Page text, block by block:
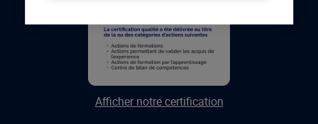
Afficher notre certification